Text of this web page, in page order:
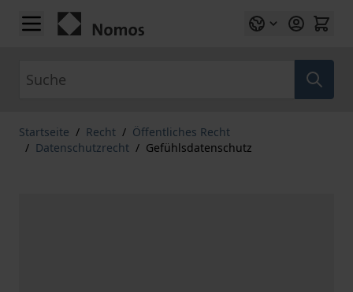
Zum Inhalt springen
Startseite / Recht / Öffentliches Recht
/ Datenschutzrecht / Gefühlsdatenschutz